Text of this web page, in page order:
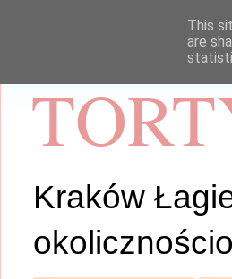
Kraków
This
are